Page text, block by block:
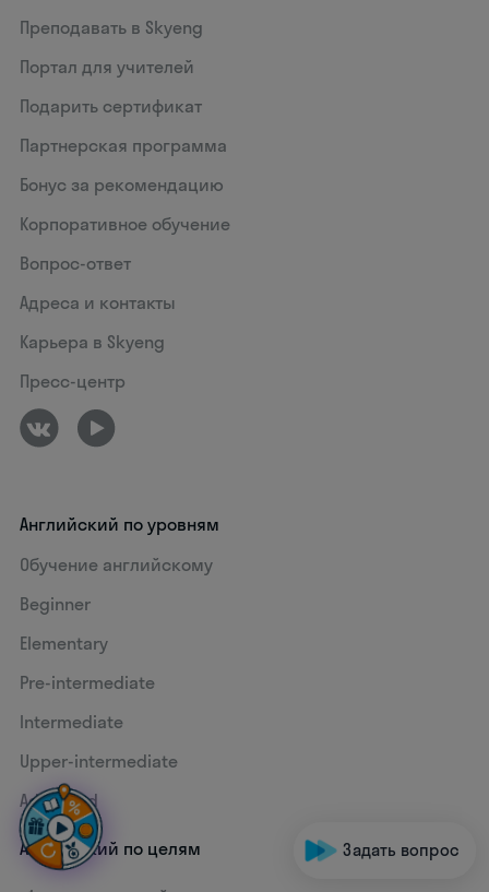
Преподавать в Skyeng
Портал для учителей
Подарить сертификат
Партнерская программа
Бонус за рекомендацию
Корпоративное обучение
Вопрос-ответ
Адреса и контакты
Карьера в Skyeng
Пресс-центр
Английский по уровням
Обучение английскому
Beginner
Elementary
Pre-intermediate
Intermediate
Upper-intermediate
Advanced
Английский по целям Задать вопрос